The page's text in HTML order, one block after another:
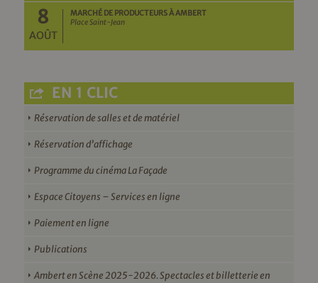
8
AOÛT
MARCHÉ DE PRODUCTEURS À AMBERT
Place Saint-Jean
EN 1 CLIC
Réservation de salles et de matériel
Réservation d’affichage
Programme du cinéma La Façade
Espace Citoyens – Services en ligne
Paiement en ligne
Publications
Ambert en Scène 2025-2026. Spectacles et billetterie en